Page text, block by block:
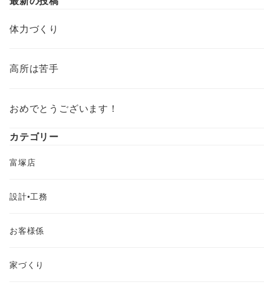
体力づくり
高所は苦手
おめでとうございます！
カテゴリー
富塚店
設計•工務
お客様係
家づくり